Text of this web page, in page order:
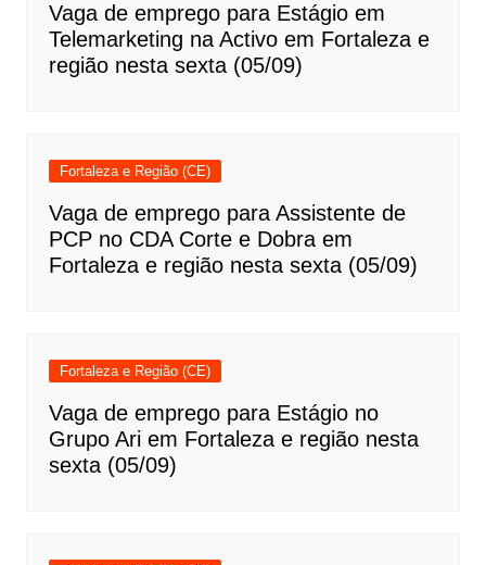
Vaga de emprego para Estágio em
Telemarketing na Activo em Fortaleza e
região nesta sexta (05/09)
Fortaleza e Região (CE)
Vaga de emprego para Assistente de
PCP no CDA Corte e Dobra em
Fortaleza e região nesta sexta (05/09)
Fortaleza e Região (CE)
Vaga de emprego para Estágio no
Grupo Ari em Fortaleza e região nesta
sexta (05/09)